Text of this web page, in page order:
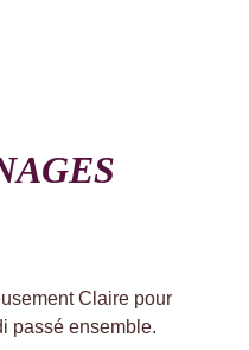
Claire pour
passé ensemble.